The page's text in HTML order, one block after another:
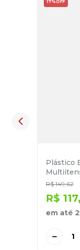
17% OFF
Plástico
R$ 149,62
R$ 117,
em até 2
－